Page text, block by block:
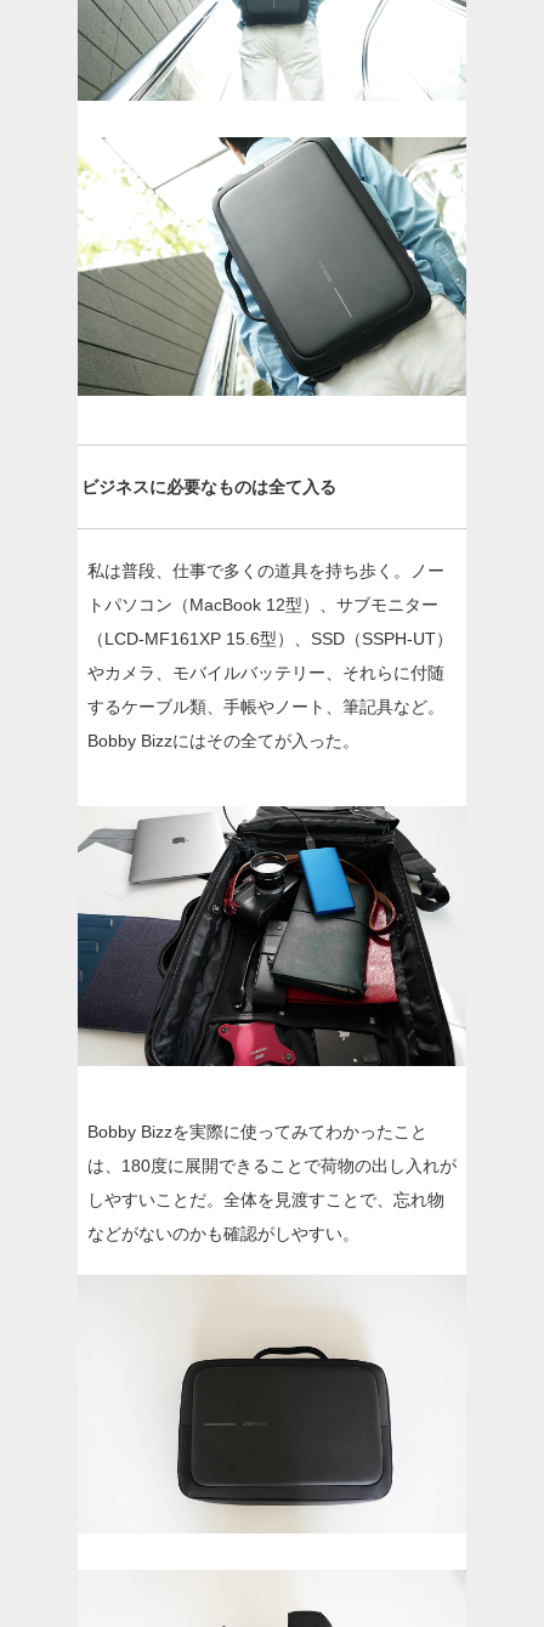
ビジネスに必要なものは全て入る
私は普段、仕事で多くの道具を持ち歩く。ノー
トパソコン（MacBook 12型）、サブモニター
（LCD-MF161XP 15.6型）、SSD（SSPH-UT）
やカメラ、モバイルバッテリー、それらに付随
するケーブル類、手帳やノート、筆記具など。
Bobby Bizzにはその全てが入った。
Bobby Bizzを実際に使ってみてわかったこと
は、180度に展開できることで荷物の出し入れが
しやすいことだ。全体を見渡すことで、忘れ物
などがないのかも確認がしやすい。